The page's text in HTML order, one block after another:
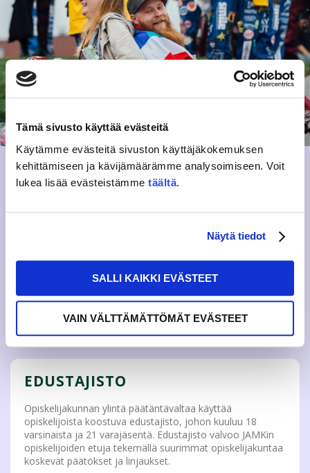
Tämä sivusto käyttää evästeitä
Käytämme evästeitä sivuston käyttäjäkokemuksen
kehittämiseen ja kävijämäärämme analysoimiseen. Voit
lukea lisää evästeistämme täältä.
Näytä tiedot
SALLI KAIKKI EVÄSTEET
VAIN VÄLTTÄMÄTTÖMÄT EVÄSTEET
TIESITKÖ?
Jokainen voi olla mukana JAMKOn päätöksenteossa
kokouksiin, asettumalla ehdolle edustajistovaaleissa
ja äänestämällä.
ystävänsä on opiskelijoiden hyvinvointityön
lähettiläs Jane Pupu. Tämä kaksikon bongaat
EDUSTAJISTO
Opiskelijakunnan ylintä päätäntävaltaa käyttää
opiskelijoista koostuva edustajisto, johon kuuluu 18
varsinaista ja 21 varajäsentä. Edustajisto valvoo JAMKin
opiskelijoiden etuja tekemällä suurimmat opiskelijakuntaa
koskevat päätökset ja linjaukset.